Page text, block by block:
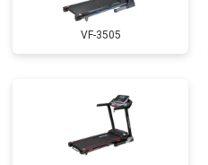
VF-3505